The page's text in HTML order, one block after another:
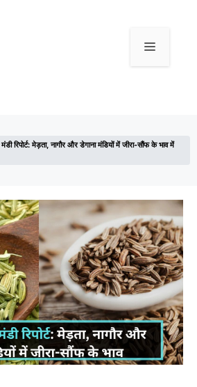
रिपोर्ट: मेड़ता, नागौर और डेगाना मंडियों में जीरा-सौंफ के भाव में